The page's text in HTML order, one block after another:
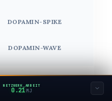
DOPAMIN-SPIKE
DOPAMIN-WAVE
NETZWERK_ARBEIT
0.23 MJ